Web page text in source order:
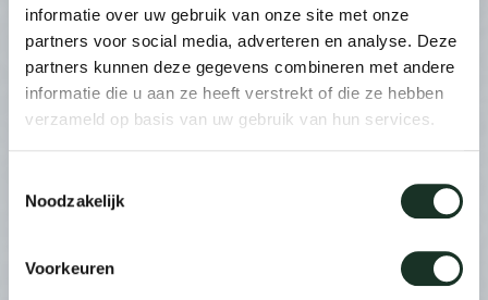
informatie over uw gebruik van onze site met onze
partners voor social media, adverteren en analyse. Deze
partners kunnen deze gegevens combineren met andere
informatie die u aan ze heeft verstrekt of die ze hebben
verzameld op basis van uw gebruik van hun services.
Noodzakelijk
Voorkeuren